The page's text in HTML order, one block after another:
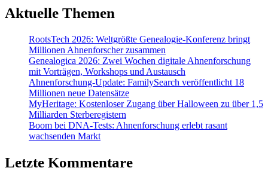
Aktuelle Themen
RootsTech 2026: Weltgrößte Genealogie-Konferenz bringt
Millionen Ahnenforscher zusammen
Genealogica 2026: Zwei Wochen digitale Ahnenforschung
mit Vorträgen, Workshops und Austausch
Ahnenforschung-Update: FamilySearch veröffentlicht 18
Millionen neue Datensätze
MyHeritage: Kostenloser Zugang über Halloween zu über 1,5
Milliarden Sterberegistern
Boom bei DNA-Tests: Ahnenforschung erlebt rasant
wachsenden Markt
Letzte Kommentare